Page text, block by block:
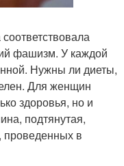
фашизм. У каждой
Нужны ли диеты,
Для женщин
здоровья, но и
подтянутая,
проведенных в